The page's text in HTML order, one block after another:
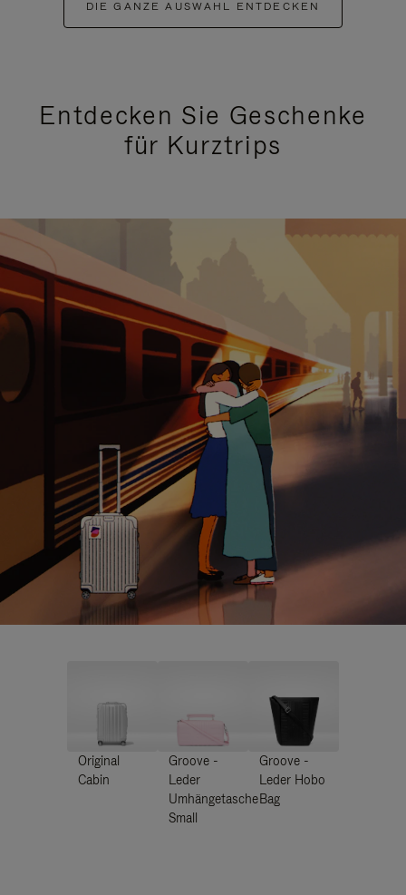
DIE GANZE AUSWAHL ENTDECKEN
Entdecken Sie Geschenke
für Kurztrips
Original
Cabin
Groove -
Leder
Umhängetasche
Small
Groove -
Leder Hobo
Bag